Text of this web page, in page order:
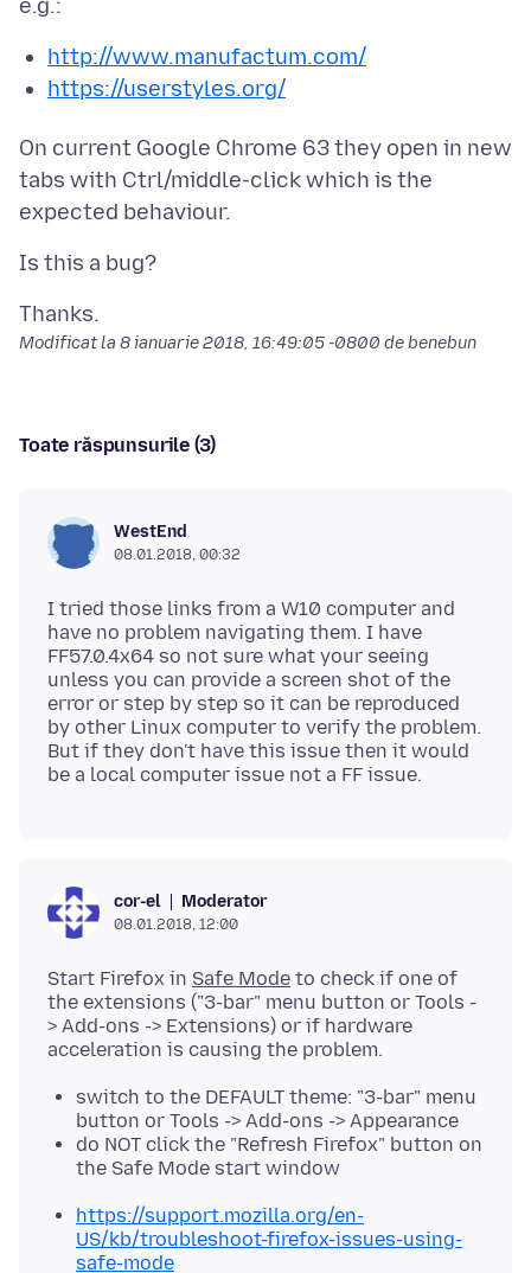
http://www.manufactum.com/
https://userstyles.org/
On current Google Chrome 63 they open in new
tabs with Ctrl/middle-click which is the
Modificat la 8 ianuarie 2018, 16:49:05 -0800 de benebun
Toate răspunsurile (3)
WestEnd
08.01.2018, 00:32
I tried those links from a W10 computer and
have no problem navigating them. I have
FF57.0.4x64 so not sure what your seeing
unless you can provide a screen shot of the
error or step by step so it can be reproduced
by other Linux computer to verify the problem.
But if they don't have this issue then it would
cor-el Moderator
08.01.2018, 12:00
Start Firefox in Safe Mode to check if one of
the extensions ("3-bar" menu button or Tools -
> Add-ons -> Extensions) or if hardware
switch to the DEFAULT theme: "3-bar" menu
button or Tools -> Add-ons -> Appearance
do NOT click the "Refresh Firefox" button on
the Safe Mode start window
https://support.mozilla.org/en-
US/kb/troubleshoot-firefox-issues-using-
safe-mode